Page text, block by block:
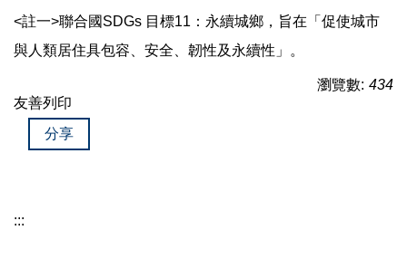
<註一>聯合國SDGs 目標11：永續城鄉，旨在「促使城市
與人類居住具包容、安全、韌性及永續性」。
瀏覽數: 434
友善列印
分享
:::